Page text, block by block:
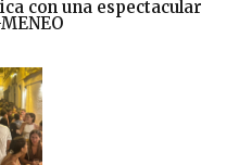
con una espectacular